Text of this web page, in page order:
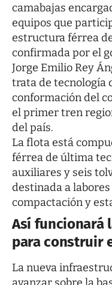
camabajas
equipos que
estructura férrea
confirmada por el
Jorge Emilio Rey
trata de tecnología
conformación del
el primer tren
del país.
La flota está
férrea de última
auxiliares y seis
destinada a
compactación y
Así funcionará
para construir
La nueva